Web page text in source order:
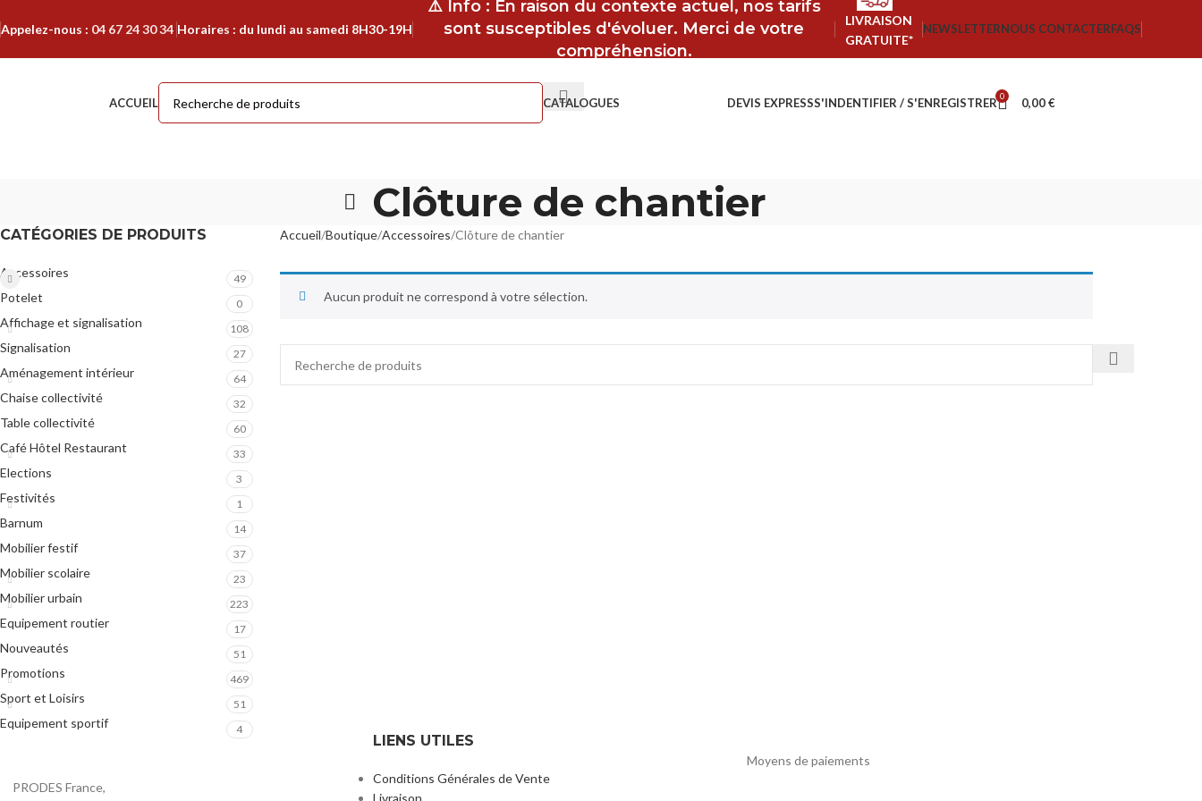
Appelez-nous : 04 67 24 30 34 Horaires : du lundi au samedi 8H30-19H
⚠️ Info : En raison du contexte actuel, nos tarifs
sont susceptibles d'évoluer. Merci de votre
compréhension.
LIVRAISON
GRATUITE*
NEWSLETTERNOUS CONTACTERFAQS
ACCUEIL CATALOGUES DEVIS EXPRESSS'INDENTIFIER / S'ENREGISTRER 0 0,00€
Clôture de chantier
CATÉGORIES DE PRODUITS
Accessoires 49
Potelet 0
Affichage et signalisation 108
Signalisation 27
Aménagement intérieur 64
Chaise collectivité 32
Table collectivité 60
Café Hôtel Restaurant 33
Elections 3
Festivités 1
Barnum 14
Mobilier festif 37
Mobilier scolaire 23
Mobilier urbain 223
Equipement routier 17
Nouveautés 51
Promotions 469
Sport et Loisirs 51
Equipement sportif 4
Accueil Boutique Accessoires Clôture de chantier
Aucun produit ne correspond à votre sélection.
PRODES France,
LIENS UTILES
Conditions Générales de Vente
Livraison
Moyens de paiements